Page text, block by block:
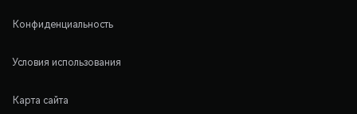
Конфиденциальность
Условия использования
Карта сайта